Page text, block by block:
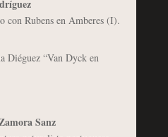
con Rubens en Amberes (I).
Diéguez “Van Dyck en
Sanz